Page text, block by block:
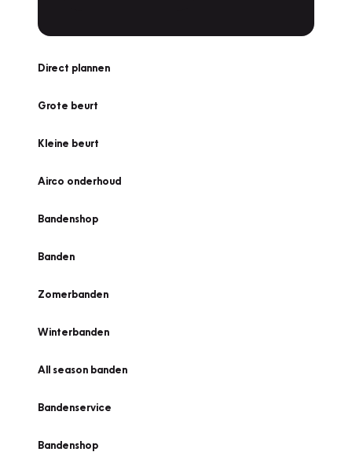
Direct plannen
Grote beurt
Kleine beurt
Airco onderhoud
Bandenshop
Banden
Zomerbanden
Winterbanden
All season banden
Bandenservice
Bandenshop